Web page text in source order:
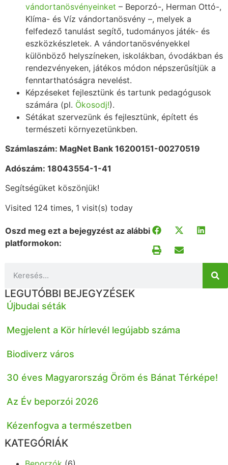
vándortanösvényeinket – Beporzó-, Herman Ottó-,
Klíma- és Víz vándortanösvény –, melyek a
felfedező tanulást segítő, tudományos játék- és
eszközkészletek. A vándortanösvényekkel
különböző helyszíneken, iskolákban, óvodákban és
rendezvényeken, játékos módon népszerűsítjük a
fenntarthatóságra nevelést.
Képzéseket fejlesztünk és tartunk pedagógusok
számára (pl. Ökosodj!).
Sétákat szervezünk és fejlesztünk, épített és
természeti környezetünkben.
Számlaszám: MagNet Bank 16200151-00270519
Adószám: 18043554-1-41
Segítségüket köszönjük!
Visited 124 times, 1 visit(s) today
Oszd meg ezt a bejegyzést az alábbi
platformokon:
LEGUTÓBBI BEJEGYZÉSEK
Újbudai séták
Megjelent a Kör hírlevél legújabb száma
Biodiverz város
30 éves Magyarország Öröm és Bánat Térképe!
Az Év beporzói 2026
Kézenfogva a természetben
KATEGÓRIÁK